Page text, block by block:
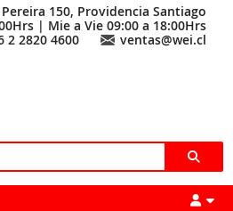
150, Providencia Santiago
| Mie a Vie 09:00 a 18:00Hrs
2 2820 4600
ventas@wei.cl